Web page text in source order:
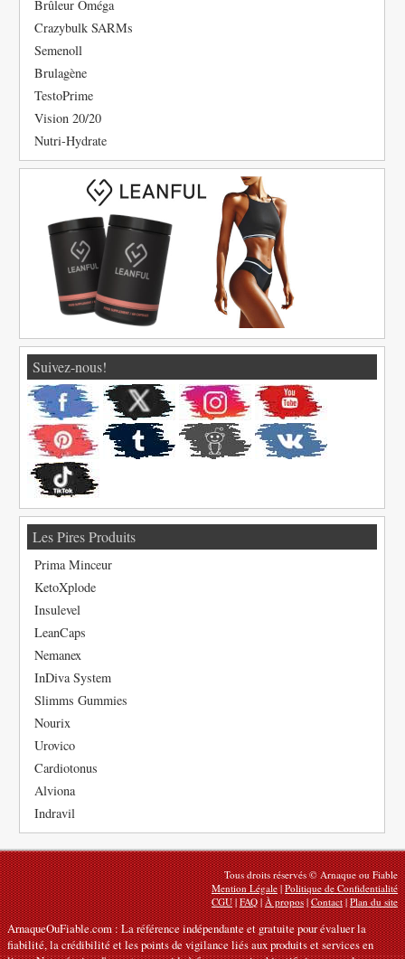
Brûleur Oméga
Crazybulk SARMs
Semenoll
Brulagène
TestoPrime
Vision 20/20
Nutri-Hydrate
Suivez-nous!
Les Pires Produits
Prima Minceur
KetoXplode
Insulevel
LeanCaps
Nemanex
InDiva System
Slimms Gummies
Nourix
Urovico
Cardiotonus
Alviona
Indravil
Tous droits réservés © Arnaque ou Fiable
Mention Légale|Politique de Confidentialité
CGU|FAQ|À propos|Contact|Plan du site
ArnaqueOuFiable.com : La référence indépendante et gratuite pour évaluer la
fiabilité, la crédibilité et les points de vigilance liés aux produits et services en